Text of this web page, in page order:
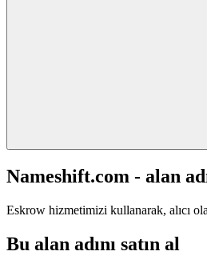
Nameshift.com - alan
Eskrow hizmetimizi kullanarak, alıcı
Bu alan adını satın al